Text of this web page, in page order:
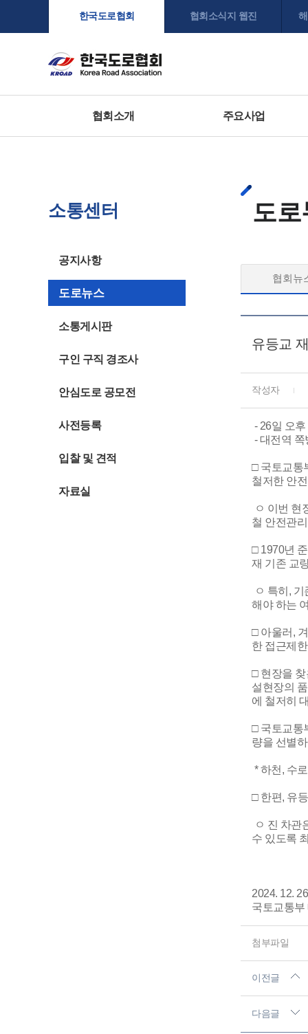
한국도로협회 협회소식지 웹진
협회소개 주요사업
소통센터
공지사항
도로뉴스
소통게시판
구인 구직 경조사
안심도로 공모전
사전등록
입찰 및 견적
자료실
도로
협회뉴
유등교
작성자
- 26일 오
- 대전역
□ 국토교통
철저한 안
ㅇ 이번 현
철 안전관
□ 1970년
재 기존 교
ㅇ 특히,
해야 하는
□ 아울러,
한 접근제
□ 현장을
설현장의
에 철저히
□ 국토교통
량을 선별
* 하천, 수
□ 한편, 유
ㅇ 진 차관
수 있도록
2024. 12.
국토교통부
첨부파일
이전글
다음글